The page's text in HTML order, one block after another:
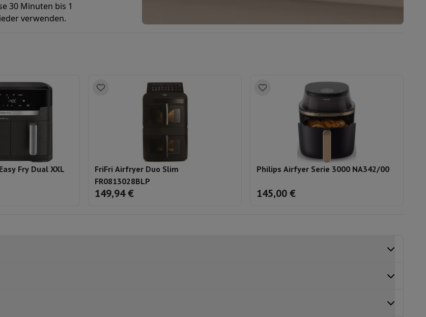
30 Minuten bis 1
verwenden.
Fry Dual XXL
FriFri Airfryer Duo Slim
FR0813028BLP
149,94 €
Philips Airfyer Serie 3000 NA342/00
145,00 €